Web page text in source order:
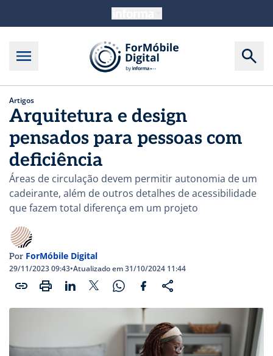
Artigos
Arquitetura e design
pensados para pessoas com
deficiência
Áreas de circulação devem permitir autonomia de um
cadeirante, além de outros detalhes de acessibilidade
que fazem total diferença em um projeto
Por ForMóbile Digital
29/11/2023 09:43•Atualizado em 31/10/2024 11:44